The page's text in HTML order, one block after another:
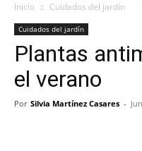
Inicio Cuidados del jardín
Cuidados del jardín
Plantas
el verano
Por Silvia Martínez Casares -